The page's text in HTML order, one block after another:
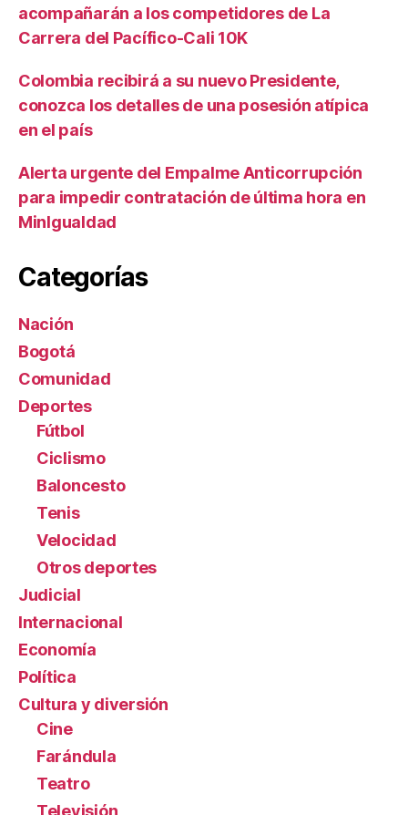
acompañarán a los competidores de La
Carrera del Pacífico-Cali 10K
Colombia recibirá a su nuevo Presidente,
conozca los detalles de una posesión atípica
en el país
Alerta urgente del Empalme Anticorrupción
para impedir contratación de última hora en
MinIgualdad
Categorías
Nación
Bogotá
Comunidad
Deportes
Fútbol
Ciclismo
Baloncesto
Tenis
Velocidad
Otros deportes
Judicial
Internacional
Economía
Política
Cultura y diversión
Cine
Farándula
Teatro
Televisión